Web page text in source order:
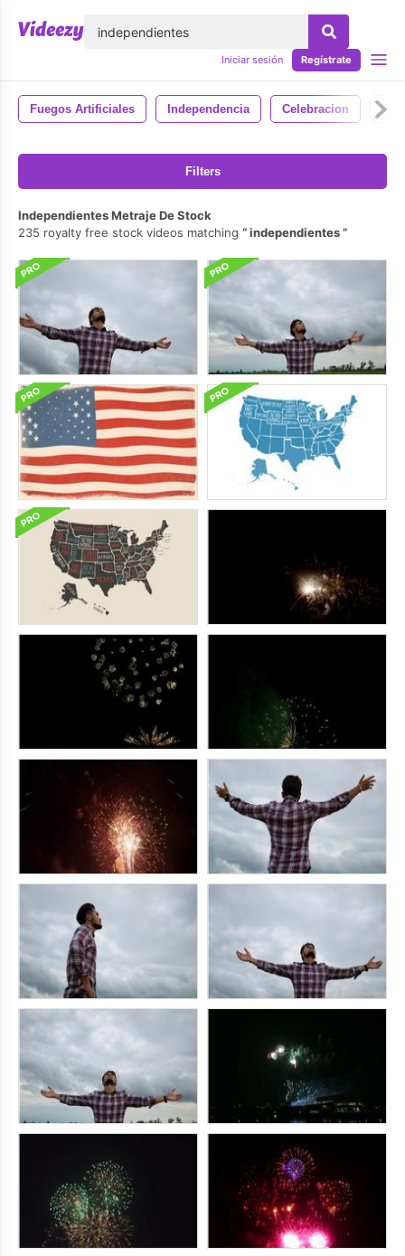
Iniciar sesión Regístrate
Fuegos Artificiales Independencia Celebracion
Filters
Independientes Metraje De Stock
235 royalty free stock videos matching
independientes